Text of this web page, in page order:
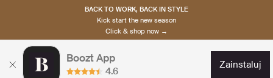
BACK TO WORK, BACK IN STYLE
Kick start the new season
Click & shop now →
Boozt App
4.6
zainstaluj